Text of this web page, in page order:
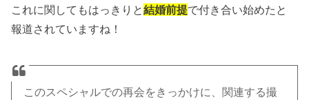
これに関してもはっきりと結婚前提で付き合い始めたと
報道されていますね！
このスペシャルでの再会をきっかけに、関連する撮